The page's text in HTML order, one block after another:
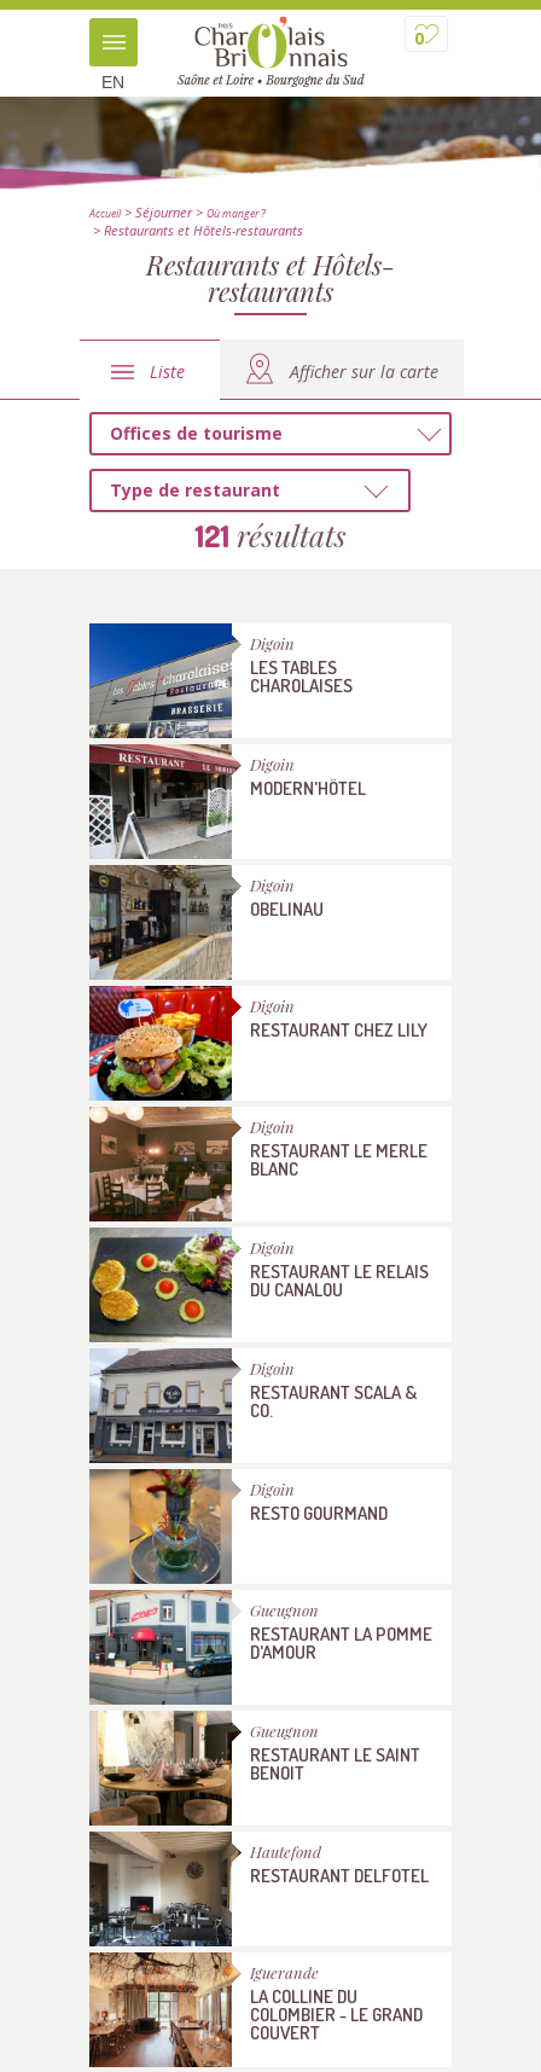
0
EN
Accueil> Séjourner> Où manger ?
> Restaurants et Hôtels-restaurants
Restaurants et Hôtels-
restaurants
Liste Afficher sur la carte
Offices de tourisme
Type de restaurant
121 résultats
Digoin
LES TABLES
CHAROLAISES
Digoin
MODERN'HÔTEL
Digoin
OBELINAU
Digoin
RESTAURANT CHEZ LILY
Digoin
RESTAURANT LE MERLE
BLANC
Digoin
RESTAURANT LE RELAIS
DU CANALOU
Digoin
RESTAURANT SCALA &
CO.
Digoin
RESTO GOURMAND
Gueugnon
RESTAURANT LA POMME
D'AMOUR
Gueugnon
RESTAURANT LE SAINT
BENOIT
Hautefond
RESTAURANT DELFOTEL
Iguerande
LA COLLINE DU
COLOMBIER - LE GRAND
COUVERT